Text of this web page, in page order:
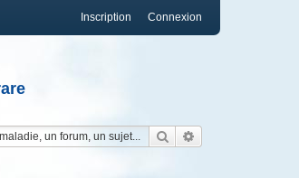
Connexion
Inscription
Rechercher